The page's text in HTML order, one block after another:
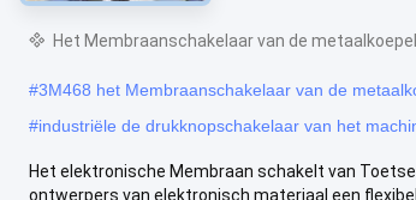
Het Membraanschakelaar van de metaalkoepel
#3M468 het Membraanschakelaar van de
#industriële de drukknopschakelaar van het
Het elektronische Membraan schakelt van
ontwerpers van elektronisch materiaal een